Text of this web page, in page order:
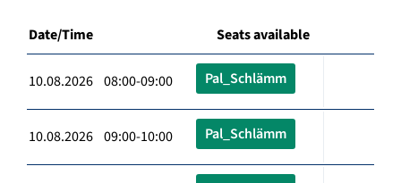
Date/Time Seats available
10.08.2026 08:00-09:00 Pal_Schlämm
10.08.2026 09:00-10:00 Pal_Schlämm